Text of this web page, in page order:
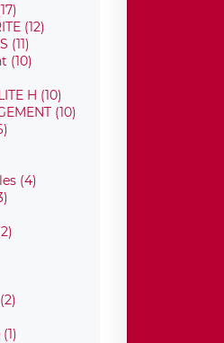
(12)
(11)
(10)
H (10)
(10)
(4)